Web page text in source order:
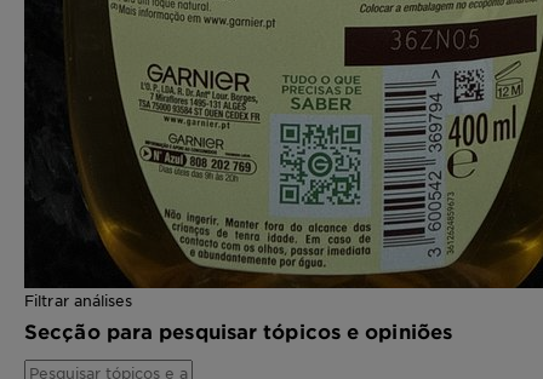
Filtrar análises
Secção para pesquisar tópicos e opiniões